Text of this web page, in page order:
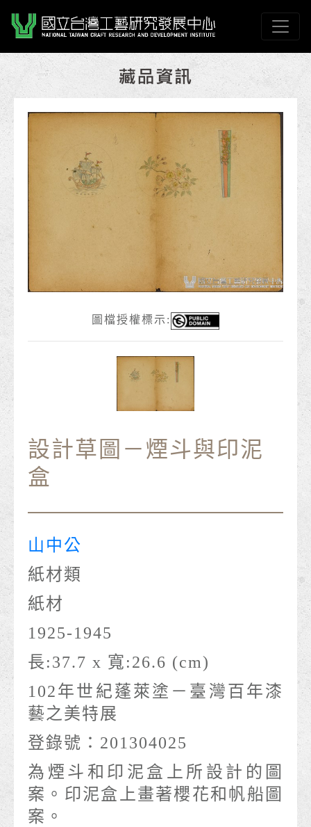
國立臺灣工藝研究發
網頁導覽
:::
圖檔授權標示:
設計草圖－煙斗與印泥
盒
山中公
紙材類
紙材
1925-1945
長:37.7 x 寬:26.6 (cm)
102年世紀蓬萊塗－臺灣百年漆
藝之美特展
登錄號：201304025
為煙斗和印泥盒上所設計的圖
案。印泥盒上畫著櫻花和帆船圖
案。